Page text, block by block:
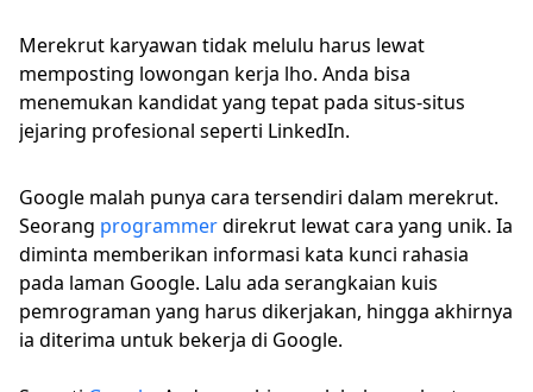
Merekrut karyawan tidak melulu harus lewat
memposting lowongan kerja lho. Anda bisa
menemukan kandidat yang tepat pada situs-situs
jejaring profesional seperti LinkedIn.
Google malah punya cara tersendiri dalam merekrut.
Seorang programmerdirekrut lewat cara yang unik. Ia
diminta memberikan informasi kata kunci rahasia
pada laman Google. Lalu ada serangkaian kuis
pemrograman yang harus dikerjakan, hingga akhirnya
ia diterima untuk bekerja di Google.